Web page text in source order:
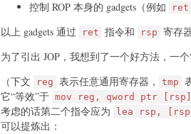
控制 ROP 本身的 gadgets（例如
ret
以上 gadgets 通过
ret 指令和 rsp 寄存
为了引出 JOP，我想到了一个好方法，一
（下文
reg 表示任意通用寄存器， tmp
它“等效”于 mov reg, qword ptr
考虑的话第二个指令应为
lea rsp, [rsp
可以提炼出：